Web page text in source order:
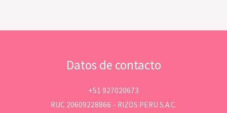
Datos de contacto
+51 927020673
RUC 20609228866 – RIZOS PERU S.A.C.